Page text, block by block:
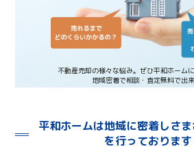
不動産売却の様々な悩み。ぜひ平和ホーム
地域密着で相談・査定無料で出来
平和ホームは地域に密着しさ
を行っております